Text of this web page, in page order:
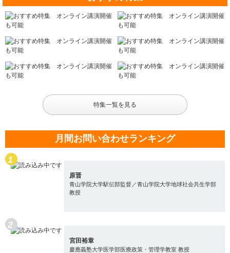
特集一覧を見る
月間お問い合わせランキング
原晋
青山学院大学駅伝部監督／青山学院大学地球社会共生学部
教授
宮田裕章
慶應義塾大学医学部医療政策・管理学教室 教授